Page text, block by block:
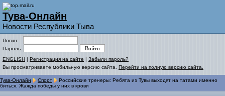
Тува-Онлайн
Новости Республики Тыва
Логин:
Пароль:
ENGLISH | Регистрация на сайте | Забыли пароль?
Вы просматриваете мобильную версию сайта. Перейти на полную версию сайта.
Тува-Онлайн Спорт
Российские тренеры: Ребята из Тувы выходят на татами именно
биться. Жажда победы у них в крови